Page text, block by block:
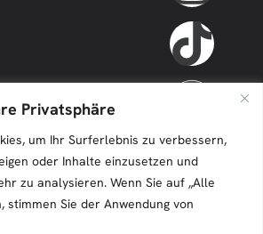
Privatsphäre
um Ihr Surferlebnis zu verbessern,
oder Inhalte einzusetzen und
zu analysieren. Wenn Sie auf „Alle
stimmen Sie der Anwendung von